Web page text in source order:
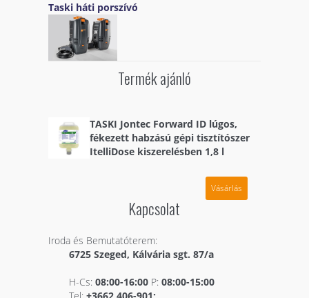
Taski háti porszívó
Termék ajánló
TASKI Jontec Forward ID lúgos,
fékezett habzású gépi tisztítószer
ItelliDose kiszerelésben 1,8 l
Vásárlás
Kapcsolat
Iroda és Bemutatóterem:
6725 Szeged, Kálvária sgt. 87/a
H-Cs:08:00-16:00 P:08:00-15:00